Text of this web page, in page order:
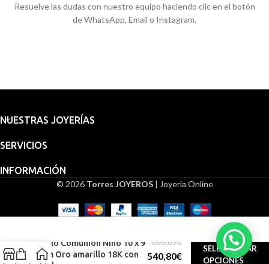
Resuelve las dudas con nuestro equipo haciendo clic en el botón
de WhatsApp, Email o Instagram.
NUESTRAS JOYERÍAS
SERVICIOS
INFORMACIÓN
© 2026 Torres JOYEROS| Joyería Online
Sello Comunión Niño 10 x 9
mm Oro amarillo 18K con
600,89€
540,80€
SELECCIONAR
OPCIONES